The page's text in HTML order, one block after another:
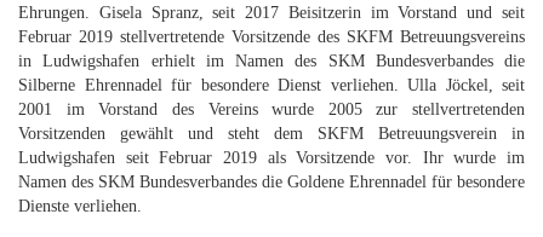
Ehrungen. Gisela Spranz, seit 2017 Beisitzerin im Vorstand und seit
Februar 2019 stellvertretende Vorsitzende des SKFM Betreuungsvereins
in Ludwigshafen erhielt im Namen des SKM Bundesverbandes die
Silberne Ehrennadel für besondere Dienst verliehen. Ulla Jöckel, seit
2001 im Vorstand des Vereins wurde 2005 zur stellvertretenden
Vorsitzenden gewählt und steht dem SKFM Betreuungsverein in
Ludwigshafen seit Februar 2019 als Vorsitzende vor. Ihr wurde im
Namen des SKM Bundesverbandes die Goldene Ehrennadel für besondere
Dienste verliehen.